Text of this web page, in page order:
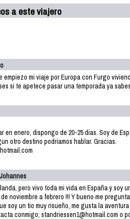
a este viajero
empiezo mi viaje por Europa con Furgo
si te apetece pasar una temporada ya
en enero, dispongo de 20-25 dias. Soy de
otro destino podriamos hablar. Gracias.
pero vivo toda mi vida en España y soy
noviembre a febrero !!! Y bueno me
soy un tio muy risueño, me gusta la
conmigo; standriessen1@hotmail.com o